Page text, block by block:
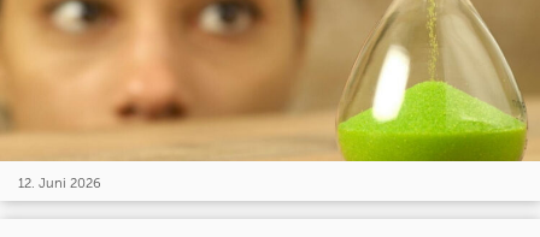
12. Juni 2026